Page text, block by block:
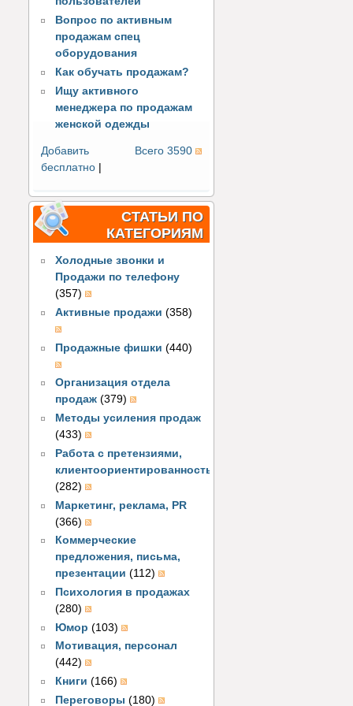
Вопрос по активным
продажам спец
оборудования
Как обучать продажам?
Ищу активного
менеджера по продажам
женской одежды
Всего 3590
Добавить
бесплатно |
СТАТЬИ ПО
КАТЕГОРИЯМ
Холодные звонки и
Продажи по телефону
(357)
Активные продажи (358)
Продажные фишки (440)
Организация отдела
продаж (379)
Методы усиления продаж
(433)
Работа с претензиями,
клиентоориентированность
(282)
Маркетинг, реклама, PR
(366)
Коммерческие
предложения, письма,
презентации (112)
Психология в продажах
(280)
Юмор (103)
Мотивация, персонал
(442)
Книги (166)
Переговоры (180)